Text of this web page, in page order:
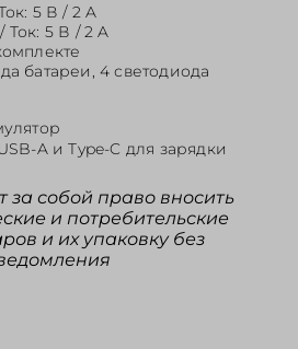
5 В / 2 A
5 В / 2 A
батареи, 4 светодиода
A и Type-C для зарядки
за собой право вносить
и потребительские
и их упаковку без